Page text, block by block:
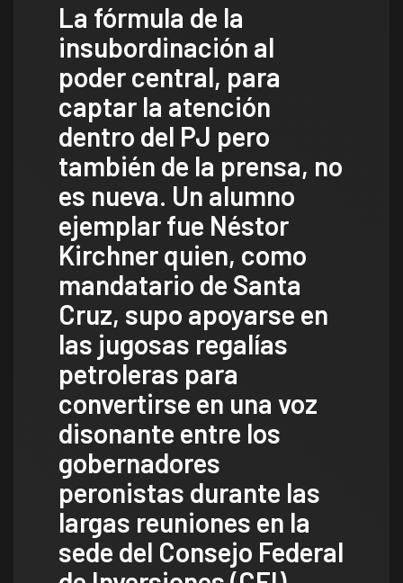
La fórmula de la
insubordinación al
poder central, para
captar la atención
dentro del PJ pero
también de la prensa, no
es nueva. Un alumno
ejemplar fue Néstor
Kirchner quien, como
mandatario de Santa
Cruz, supo apoyarse en
las jugosas regalías
petroleras para
convertirse en una voz
disonante entre los
gobernadores
peronistas durante las
largas reuniones en la
sede del Consejo Federal